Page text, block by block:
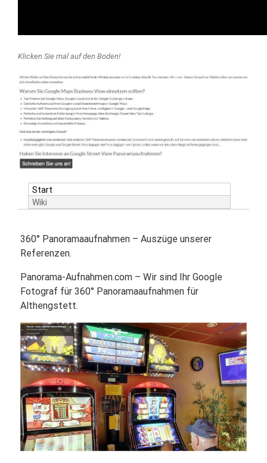
Klicken Sie mal auf den Boden!
Start
Wiki
360° Panoramaaufnahmen – Auszüge unserer
Referenzen.
Panorama-Aufnahmen.com – Wir sind Ihr Google
Fotograf für 360° Panoramaaufnahmen für
Althengstett.